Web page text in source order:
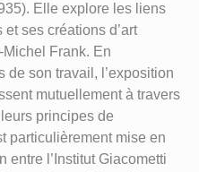
Elle explore les liens
ses créations d’art
Frank. En
de son travail, l’exposition
mutuellement à travers
principes de
particulièrement mise en
entre l’Institut Giacometti